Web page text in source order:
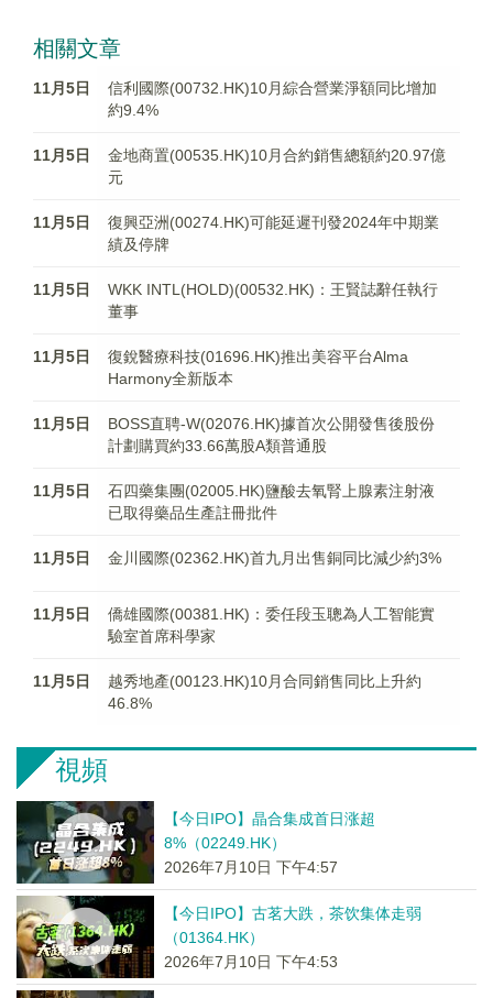
相關文章
11月5日
信利國際(00732.HK)10月綜合營業淨額同比增加
約9.4%
11月5日
金地商置(00535.HK)10月合約銷售總額約20.97億
元
11月5日
復興亞洲(00274.HK)可能延遲刊發2024年中期業
績及停牌
11月5日
WKK INTL(HOLD)(00532.HK)：王賢誌辭任執行
董事
11月5日
復銳醫療科技(01696.HK)推出美容平台Alma
Harmony全新版本
11月5日
BOSS直聘-W(02076.HK)據首次公開發售後股份
計劃購買約33.66萬股A類普通股
11月5日
石四藥集團(02005.HK)鹽酸去氧腎上腺素注射液
已取得藥品生產註冊批件
11月5日 金川國際(02362.HK)首九月出售銅同比減少約3%
11月5日
僑雄國際(00381.HK)：委任段玉聰為人工智能實
驗室首席科學家
11月5日
越秀地產(00123.HK)10月合同銷售同比上升約
46.8%
視頻
【今日IPO】晶合集成首日涨超
8%（02249.HK）
2026年7月10日 下午4:57
【今日IPO】古茗大跌，茶饮集体走弱
（01364.HK）
2026年7月10日 下午4:53